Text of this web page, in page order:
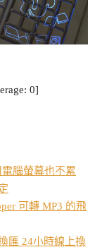
0]
腦螢幕也不累
可轉 MP3 的飛
匯 24小時線上換